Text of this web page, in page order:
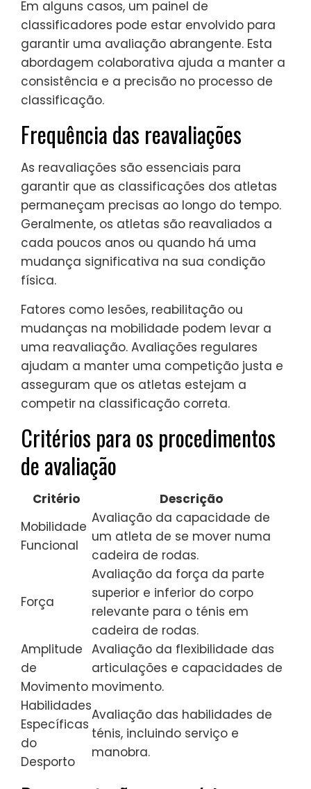
Em alguns casos, um painel de
classificadores pode estar envolvido para
garantir uma avaliação abrangente. Esta
abordagem colaborativa ajuda a manter a
consistência e a precisão no processo de
classificação.
Frequência das reavaliações
As reavaliações são essenciais para
garantir que as classificações dos atletas
permaneçam precisas ao longo do tempo.
Geralmente, os atletas são reavaliados a
cada poucos anos ou quando há uma
mudança significativa na sua condição
física.
Fatores como lesões, reabilitação ou
mudanças na mobilidade podem levar a
uma reavaliação. Avaliações regulares
ajudam a manter uma competição justa e
asseguram que os atletas estejam a
competir na classificação correta.
Critérios para os procedimentos
de avaliação
Critério
Descrição
Mobilidade
Funcional
Avaliação da capacidade de
um atleta de se mover numa
cadeira de rodas.
Força
Avaliação da força da parte
superior e inferior do corpo
relevante para o ténis em
cadeira de rodas.
Amplitude
de
Movimento
Avaliação da flexibilidade das
articulações e capacidades de
movimento.
Habilidades
Específicas
do
Desporto
Avaliação das habilidades de
ténis, incluindo serviço e
manobra.